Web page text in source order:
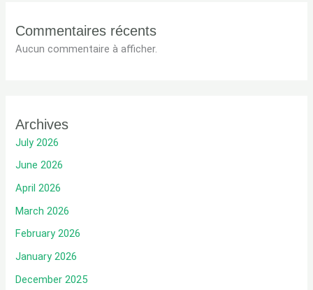
Commentaires récents
Aucun commentaire à afficher.
Archives
July 2026
June 2026
April 2026
March 2026
February 2026
January 2026
December 2025